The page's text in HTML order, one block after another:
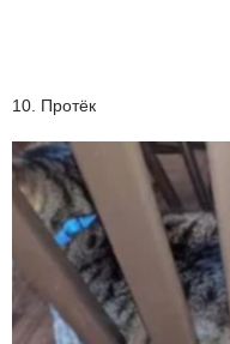
10. Протёк